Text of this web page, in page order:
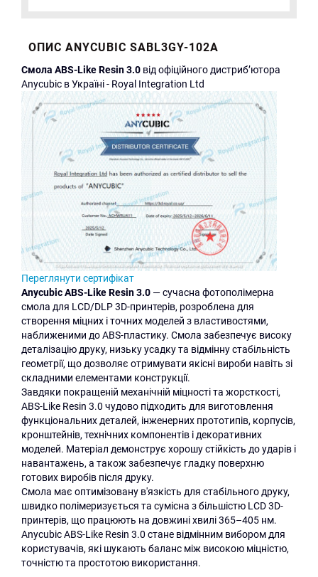
ОПИС ANYCUBIC SABL3GY-102A
Cмола ABS-Like Resin3.0 від офіційного дистриб’ютора
Anycubic в Україні - Royal Integration Ltd
Переглянути сертифікат
Anycubic ABS-Like Resin 3.0 — сучасна фотополімерна
смола для LCD/DLP 3D-принтерів, розроблена для
створення міцних і точних моделей з властивостями,
наближеними до ABS-пластику. Смола забезпечує високу
деталізацію друку, низьку усадку та відмінну стабільність
геометрії, що дозволяє отримувати якісні вироби навіть зі
складними елементами конструкції.
Завдяки покращеній механічній міцності та жорсткості,
ABS-Like Resin 3.0 чудово підходить для виготовлення
функціональних деталей, інженерних прототипів, корпусів,
кронштейнів, технічних компонентів і декоративних
моделей. Матеріал демонструє хорошу стійкість до ударів і
навантажень, а також забезпечує гладку поверхню
готових виробів після друку.
Смола має оптимізовану в'язкість для стабільного друку,
швидко полімеризується та сумісна з більшістю LCD 3D-
принтерів, що працюють на довжині хвилі 365–405 нм.
Anycubic ABS-Like Resin 3.0 стане відмінним вибором для
користувачів, які шукають баланс між високою міцністю,
точністю та простотою використання.